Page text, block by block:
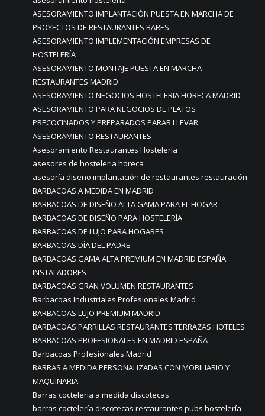
ASESORAMIENTO IMPLANTACIÓN PUESTA EN MARCHA DE
PROYECTOS DE RESTAURANTES BARES
ASESORAMIENTO IMPLEMENTACIÓN EMPRESAS DE
HOSTELERÍA
ASESORAMIENTO MONTAJE PUESTA EN MARCHA
RESTAURANTES MADRID
ASESORAMIENTO NEGOCIOS HOSTELERIA HORECA MADRID
ASESORAMIENTO PARA NEGOCIOS DE PLATOS
PRECOCINADOS Y PREPARADOS PARAR LLEVAR
ASESORAMIENTO RESTAURANTES
Asesoramiento Restaurantes Hostelería
asesores de hosteleria horeca
asesoría diseño implantación de restaurantes restauración
BARBACOAS A MEDIDA EN MADRID
BARBACOAS DE DISEÑO ALTA GAMA PARA EL HOGAR
BARBACOAS DE DISEÑO PARA HOSTELERÍA
BARBACOAS DE LUJO PARA HOGARES
BARBACOAS DÍA DEL PADRE
BARBACOAS GAMA ALTA PREMIUM EN MADRID ESPAÑA
INSTALADORES
BARBACOAS GRAN VOLUMEN RESTAURANTES
Barbacoas Industriales Profesionales Madrid
BARBACOAS LUJO PREMIUM MADRID
BARBACOAS PARRILLAS RESTAURANTES TERRAZAS HOTELES
BARBACOAS PROFESIONALES EN MADRID ESPAÑA
Barbacoas Profesionales Madrid
BARRAS A MEDIDA PERSONALIZADAS CON MOBILIARIO Y
MAQUINARIA
Barras cocteleria a medida discotecas
barras coctelería discotecas restaurantes pubs hostelería